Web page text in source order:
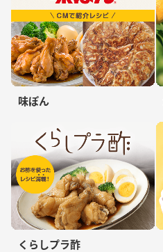
味ぽん
くらしプラ酢